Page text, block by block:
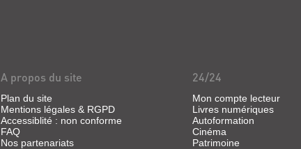
A propos du site
Plan du site
Mentions légales & RGPD
Accessiblité : non conforme
FAQ
Nos partenariats
24/24
Mon compte lecteur
Livres numériques
Autoformation
Cinéma
Patrimoine